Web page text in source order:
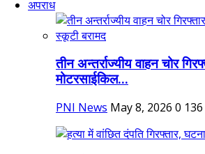
अपराध
तीन अन्तर्राज्यीय वाहन चोर
मोटरसाईकिल...
PNI News May 8, 2026 0 136